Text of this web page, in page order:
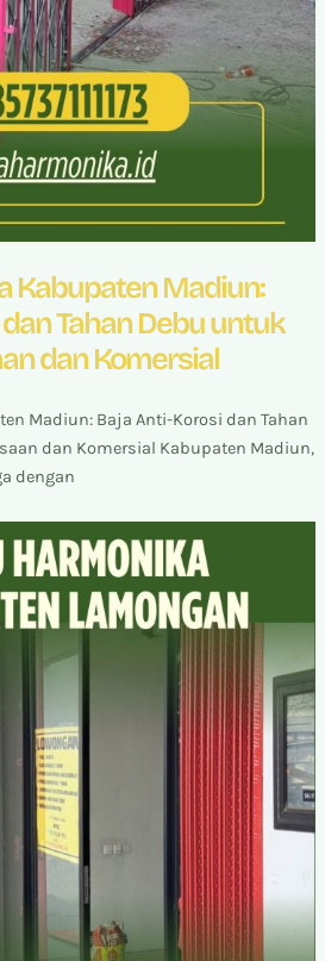
Kabupaten Madiun:
Tahan Debu untuk
dan Komersial
Madiun: Baja Anti-Korosi dan Tahan
dan Komersial Kabupaten Madiun,
dengan